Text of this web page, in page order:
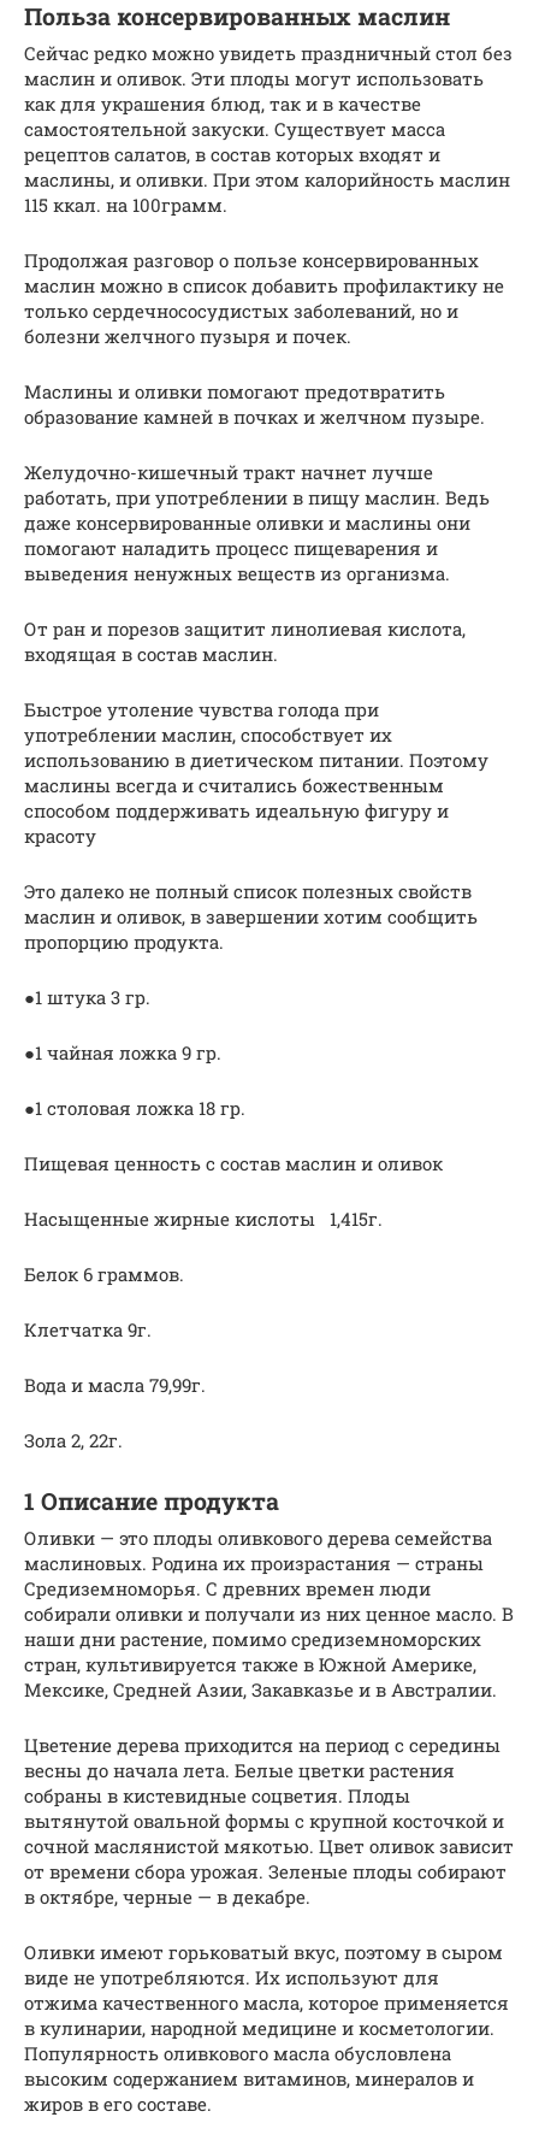
Польза консервированных маслин
Сейчас редко можно увидеть праздничный стол без
маслин и оливок. Эти плоды могут использовать
как для украшения блюд, так и в качестве
самостоятельной закуски. Существует масса
рецептов салатов, в состав которых входят и
маслины, и оливки. При этом калорийность маслин
115 ккал. на 100грамм.
Продолжая разговор о пользе консервированных
маслин можно в список добавить профилактику не
только сердечнососудистых заболеваний, но и
болезни желчного пузыря и почек.
Маслины и оливки помогают предотвратить
образование камней в почках и желчном пузыре.
Желудочно-кишечный тракт начнет лучше
работать, при употреблении в пищу маслин. Ведь
даже консервированные оливки и маслины они
помогают наладить процесс пищеварения и
выведения ненужных веществ из организма.
От ран и порезов защитит линолиевая кислота,
входящая в состав маслин.
Быстрое утоление чувства голода при
употреблении маслин, способствует их
использованию в диетическом питании. Поэтому
маслины всегда и считались божественным
способом поддерживать идеальную фигуру и
красоту
Это далеко не полный список полезных свойств
маслин и оливок, в завершении хотим сообщить
пропорцию продукта.
●1 штука 3 гр.
●1 чайная ложка 9 гр.
●1 столовая ложка 18 гр.
Пищевая ценность с состав маслин и оливок
Насыщенные жирные кислоты 1,415г.
Белок 6 граммов.
Клетчатка 9г.
Вода и масла 79,99г.
Зола 2, 22г.
1 Описание продукта
Оливки — это плоды оливкового дерева семейства
маслиновых. Родина их произрастания — страны
Средиземноморья. С древних времен люди
собирали оливки и получали из них ценное масло. В
наши дни растение, помимо средиземноморских
стран, культивируется также в Южной Америке,
Мексике, Средней Азии, Закавказье и в Австралии.
Цветение дерева приходится на период с середины
весны до начала лета. Белые цветки растения
собраны в кистевидные соцветия. Плоды
вытянутой овальной формы с крупной косточкой и
сочной маслянистой мякотью. Цвет оливок зависит
от времени сбора урожая. Зеленые плоды собирают
в октябре, черные — в декабре.
Оливки имеют горьковатый вкус, поэтому в сыром
виде не употребляются. Их используют для
отжима качественного масла, которое применяется
в кулинарии, народной медицине и косметологии.
Популярность оливкового масла обусловлена
высоким содержанием витаминов, минералов и
жиров в его составе.